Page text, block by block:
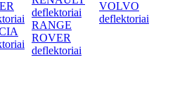
deflektoriai
RANGE
ROVER
deflektoriai
VOLVO
deflektoriai